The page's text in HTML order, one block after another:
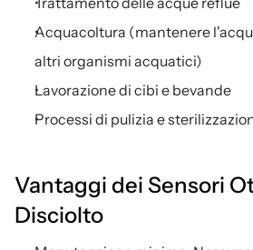
Acquacoltura (mantenere
altri organismi acquatici)
Lavorazione di cibi e bevande
Processi di pulizia e
Vantaggi dei Sensori
Disciolto